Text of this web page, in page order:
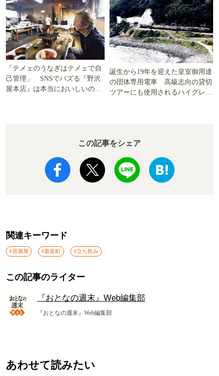
「テメェのうなぎはテメェで自
己管理」 SNSでバズる『野沢
屋本店』は本当においしいの
誕生から19年を迎えた皇室御用達
の団体専用電車 高級志向の貸切
ツアーにも使用されるハイグレー
この記事をシェア
関連キーワード
#居酒屋 #新富町 #立ち飲み
この記事のライター
『おとなの週末』Web編集部
『おとなの週末』Web編集部
あわせて読みたい